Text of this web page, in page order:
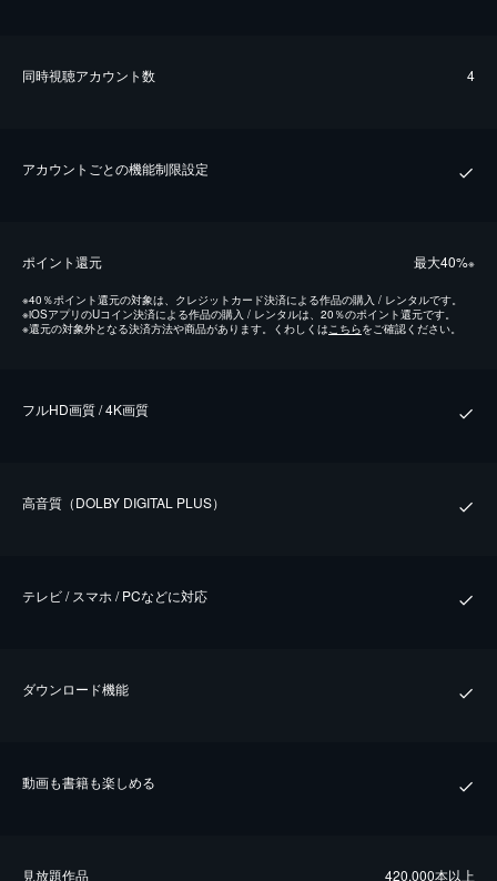
同時視聴アカウント数 4
アカウントごとの機能制限設定
ポイント還元 最⼤40%※
※40％ポイント還元の対象は、クレジットカード決済による作品の購入 / レンタルです。
※iOSアプリのUコイン決済による作品の購入 / レンタルは、20％のポイント還元です。
※還元の対象外となる決済方法や商品があります。くわしくはこちらをご確認ください。
フルHD画質 / 4K画質
⾼⾳質（DOLBY DIGITAL PLUS）
テレビ / スマホ / PCなどに対応
ダウンロード機能
動画も書籍も楽しめる
⾒放題作品 420,000本以上